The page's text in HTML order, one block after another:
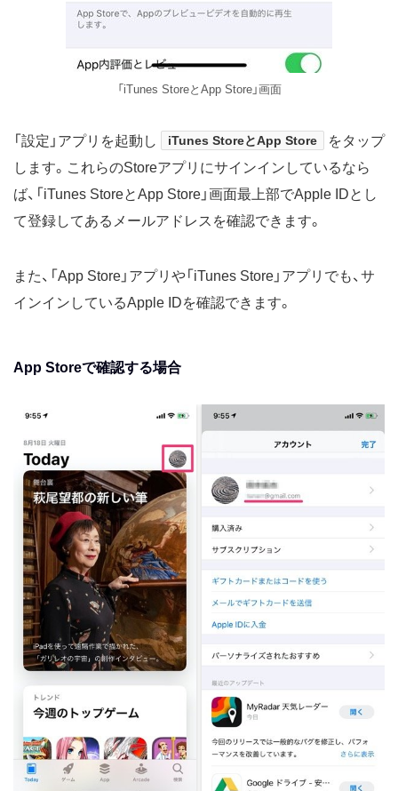
「iTunes StoreとApp Store」画面
「設定」アプリを起動し iTunes StoreとApp Store
をタップ
します。これらのStoreアプリにサインインしているなら
ば、「iTunes StoreとApp Store」画面最上部でApple IDとし
て登録してあるメールアドレスを確認できます。
また、「App Store」アプリや「iTunes Store」アプリでも、サ
インインしているApple IDを確認できます。
App Storeで確認する場合